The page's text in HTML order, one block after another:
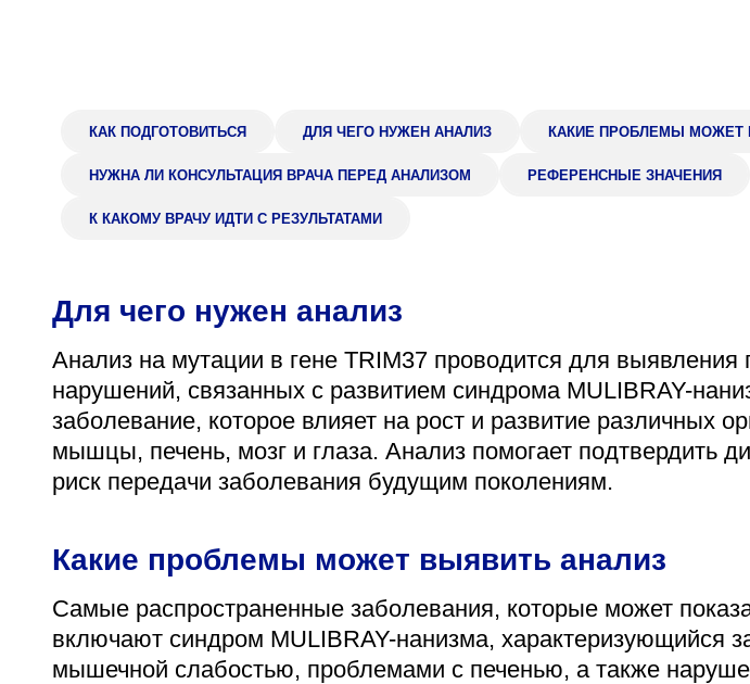
КАК ПОДГОТОВИТЬСЯ ДЛЯ ЧЕГО НУЖЕН АНАЛИЗ КАКИЕ ПРОБЛЕМЫ МОЖЕТ
НУЖНА ЛИ КОНСУЛЬТАЦИЯ ВРАЧА ПЕРЕД АНАЛИЗОМ РЕФЕРЕНСНЫЕ ЗНАЧЕНИЯ
К КАКОМУ ВРАЧУ ИДТИ С РЕЗУЛЬТАТАМИ
Для чего нужен анализ
Анализ на мутации в гене TRIM37 проводится для выявления
нарушений, связанных с развитием синдрома MULIBRAY-
заболевание, которое влияет на рост и развитие различных
мышцы, печень, мозг и глаза. Анализ помогает подтвердить
риск передачи заболевания будущим поколениям.
Какие проблемы может выявить анализ
Самые распространенные заболевания, которые может
включают синдром MULIBRAY-нанизма, характеризующийся
мышечной слабостью, проблемами с печенью, а также